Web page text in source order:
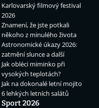
Karlovarský filmový festival
2026
Znamení, že jste potkali
někoho z minulého života
Astronomické úkazy 2026:
zatmění slunce a další
Jak obléci miminko při
vysokých teplotách?
Jak na dokonalé letní mojito
6 lehkých letních salátů
Sport 2026